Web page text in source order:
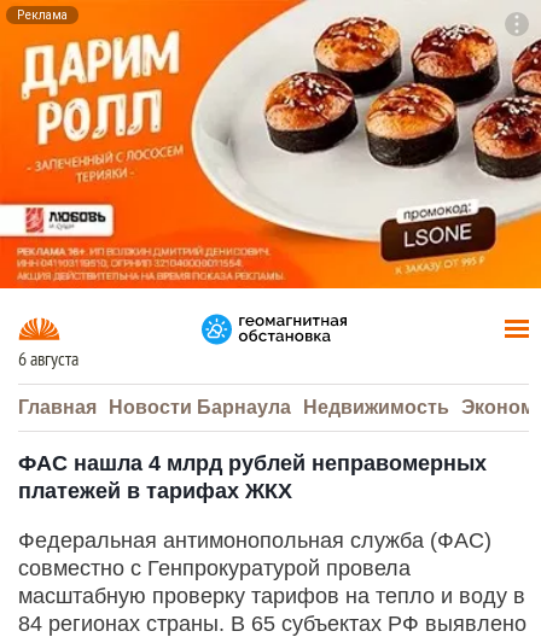
Реклама
6 августа
Главная Новости Барнаула Недвижимость
ФАС нашла 4 млрд рублей неправомерных
платежей в тарифах ЖКХ
Федеральная антимонопольная служба (ФАС)
совместно с Генпрокуратурой провела
масштабную проверку тарифов на тепло и воду в
84 регионах страны. В 65 субъектах РФ выявлено